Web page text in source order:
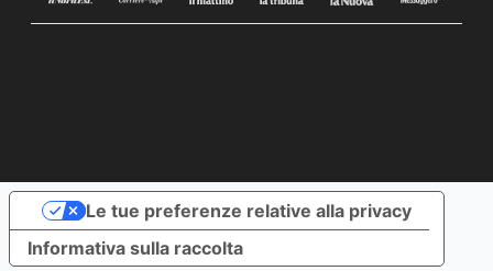
Informativa sulla raccolta
Le tue preferenze relative alla privacy